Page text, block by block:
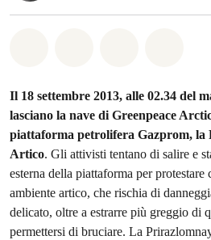
Il 18 settembre 2013, alle 02.34 del
lasciano la nave di Greenpeace
piattaforma petrolifera Gazprom, la
Artico. Gli attivisti tentano di salire e
esterna della piattaforma per
ambiente artico, che rischia di
delicato, oltre a estrarre più greggio di
permettersi di bruciare. La